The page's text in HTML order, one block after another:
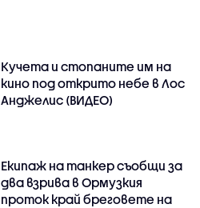
Кучета и стопаните им на
кино под открито небе в Лос
Анджелис (ВИДЕО)
Екипаж на танкер съобщи за
два взрива в Ормузкия
проток край бреговете на